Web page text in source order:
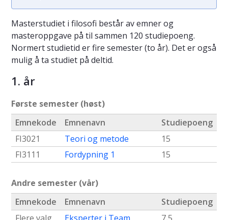
Masterstudiet i filosofi består av emner og
masteroppgave på til sammen 120 studiepoeng.
Normert studietid er fire semester (to år). Det er også
mulig å ta studiet på deltid.
1. år
Første semester (høst)
Emnekode
Emnenavn
Studiepoeng
FI3021
Teori og metode
15
FI3111
Fordypning 1 15
Andre semester (vår)
Emnekode
Emnenavn
Studiepoeng